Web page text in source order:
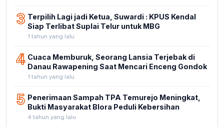
3 Terpilih Lagi jadi Ketua, Suwardi : KPUS Kendal
Siap Terlibat Suplai Telur untuk MBG
1 tahun yang lalu
4 Cuaca Memburuk, Seorang Lansia Terjebak di
Danau Rawapening Saat Mencari Enceng Gondok
1 tahun yang lalu
5 Penerimaan Sampah TPA Temurejo Meningkat,
Bukti Masyarakat Blora Peduli Kebersihan
4 tahun yang lalu